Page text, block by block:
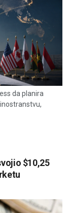
da planira
$10,25